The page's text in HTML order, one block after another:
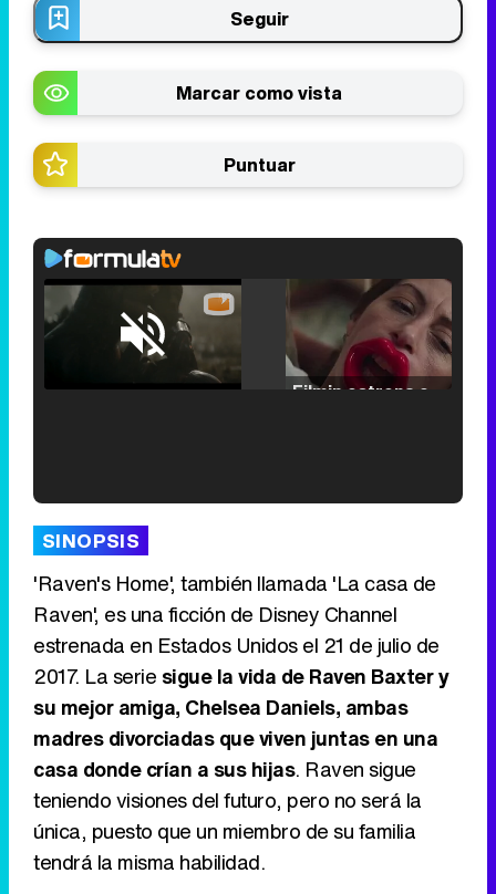
Seguir
Marcar como vista
Puntuar
Unmute /
Tráiler de '33 días', la nueva serie de Atresplayer con Julián Villagrán y José Manuel Poga
SINOPSIS
'Raven's Home', también llamada 'La casa de
Raven', es una ficción de Disney Channel
estrenada en Estados Unidos el 21 de julio de
2017. La serie sigue la vida de Raven Baxter y
su mejor amiga, Chelsea Daniels, ambas
madres divorciadas que viven juntas en una
casa donde crían a sus hijas. Raven sigue
teniendo visiones del futuro, pero no será la
única, puesto que un miembro de su familia
tendrá la misma habilidad.